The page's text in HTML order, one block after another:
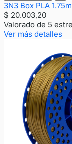
3N3 Box PLA
$ 20.003,20
Valorado de 5
Ver más detalles